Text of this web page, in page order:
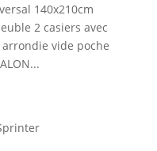
140x210cm
2 casiers avec
arrondie vide poche